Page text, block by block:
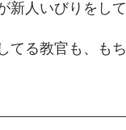
新人いびりをし
てる教官も、も